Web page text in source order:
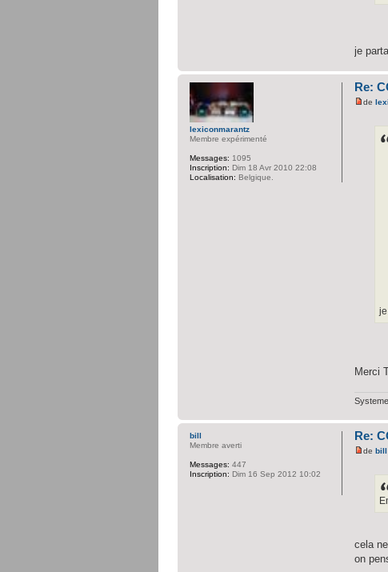
je
Re:
de
Merci
lexiconmarantz
Membre expérimenté
Messages: 1095
Inscription: Dim 18 Avr 2010 22:08
Localisation: Belgique.
Re:
debill
cela
on
bill
Membre averti
Messages: 447
Inscription: Dim 16 Sep 2012 10:02